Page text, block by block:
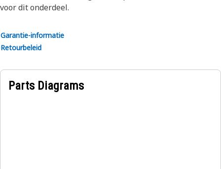
voor dit onderdeel.
Garantie-informatie
Retourbeleid
Parts Diagrams